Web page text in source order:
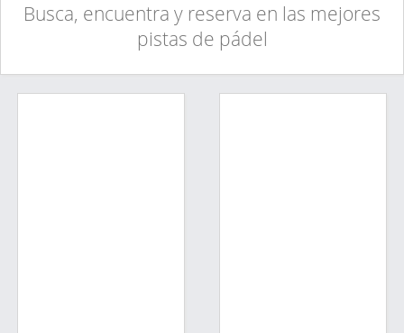
Busca, encuentra y reserva en las mejores
pistas de pádel